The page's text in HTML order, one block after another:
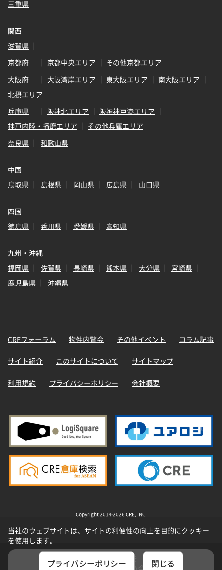
選択した物件を
三重県
関西
滋賀県
京都府
京都中央エリア
その他京都エリア
大阪府
大阪湾岸エリア 東大阪エリア
南大阪エリア
北摂エリア
兵庫県
阪神北エリア
阪神神戸港エリア
神戸内陸・播磨エリア
その他兵庫エリア
奈良県
和歌山県
中国
鳥取県
島根県 岡山県 広島県 山口県
四国
徳島県
香川県 愛媛県 高知県
九州・沖縄
福岡県
佐賀県 長崎県 熊本県 大分県
宮崎県
鹿児島県
沖縄県
CREフォーラム 物件内覧会 その他イベント コラム記事
サイト紹介 このサイトについて サイトマップ
利用規約 プライバシーポリシー 会社概要
Copyright 2014-2026 CRE, INC.
当社のウェブサイトは、サイトの利便性の向上を目的にクッキー
を使用します。
プライバシーポリシー 閉じる